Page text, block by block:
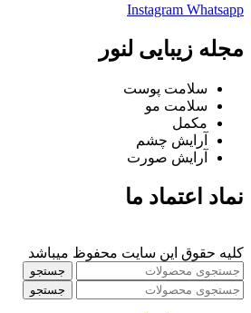
Instagram Whatsapp
مجله زیبایی لنور
سلامت پوست
سلامت مو
مکمل
آرایش چشم
آرایش صورت
نماد اعتماد ما
کلیه حقوق این سایت محفوظ میباشد
جستجو
جستجو